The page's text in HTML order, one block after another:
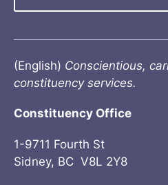
(English) Conscientious,
constituency services.
Constituency Office
1-9711 Fourth St
Sidney, BC V8L 2Y8